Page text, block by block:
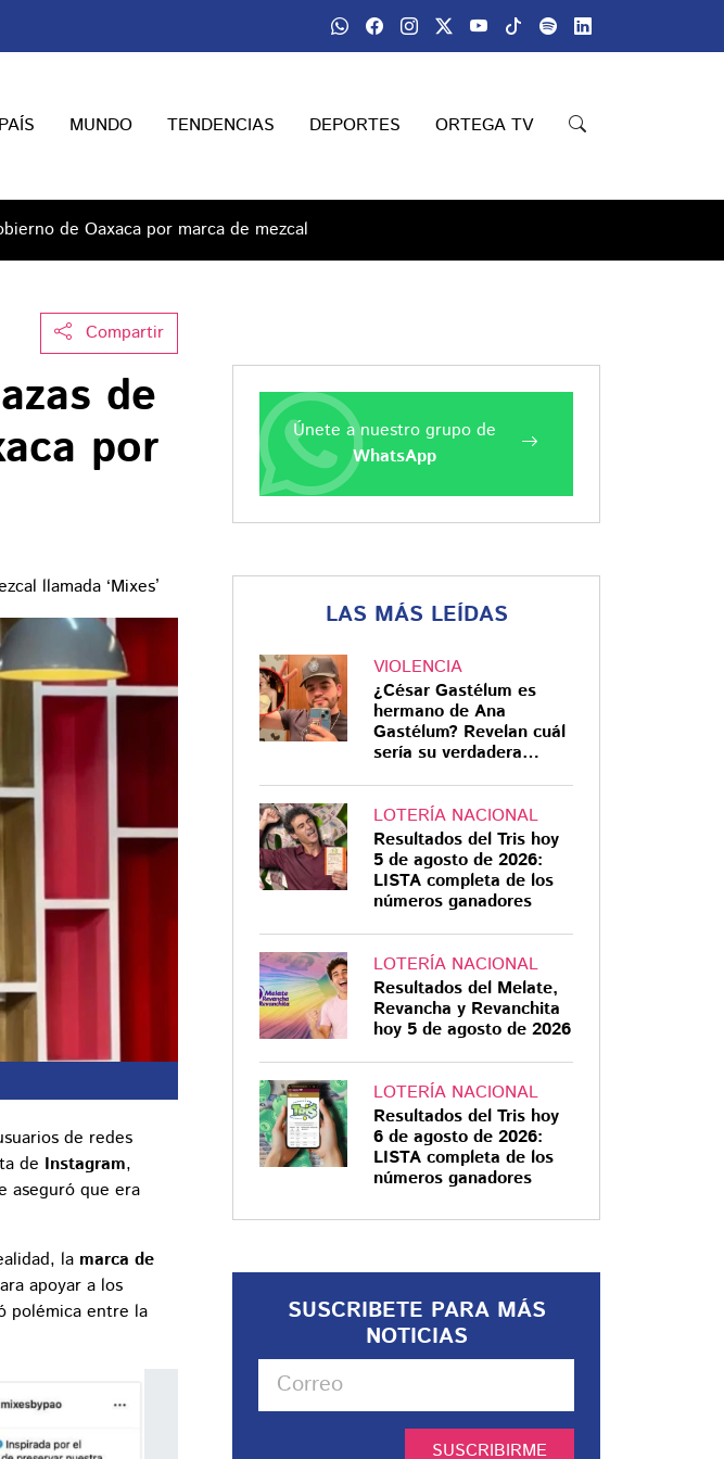
PAÍS MUNDO TENDENCIAS DEPORTES ORTEGA TV
de Oaxaca por marca de mezcal
Compartir
de
por
llamada ‘Mixes’
de redes
de Instagram,
aseguró que era
la marca de
apoyar a los
polémica entre la
Únete a nuestro grupo de
WhatsApp
LAS MÁS LEÍDAS
VIOLENCIA
¿César Gastélum es
hermano de Ana
Gastélum? Revelan cuál
sería su verdadera
LOTERÍA NACIONAL
Resultados del Tris hoy
5 de agosto de 2026:
LISTA completa de los
números ganadores
LOTERÍA NACIONAL
Resultados del Melate,
Revancha y Revanchita
hoy 5 de agosto de 2026
LOTERÍA NACIONAL
Resultados del Tris hoy
6 de agosto de 2026:
LISTA completa de los
números ganadores
SUSCRIBETE PARA MÁS
NOTICIAS
SUSCRIBIRME